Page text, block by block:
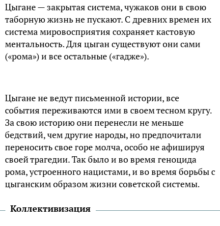
Цыгане — закрытая система, чужаков они в свою
таборную жизнь не пускают. С древних времен их
система мировосприятия сохраняет кастовую
ментальность. Для цыган существуют они сами
(«рома») и все остальные («гадже»).
Цыгане не ведут письменной истории, все
события переживаются ими в своем тесном кругу.
За свою историю они перенесли не меньше
бедствий, чем другие народы, но предпочитали
переносить свое горе молча, особо не афишируя
своей трагедии. Так было и во время геноцида
рома, устроенного нацистами, и во время борьбы с
цыганским образом жизни советской системы.
Коллективизация